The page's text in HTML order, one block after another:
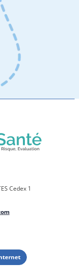
Cedex 1